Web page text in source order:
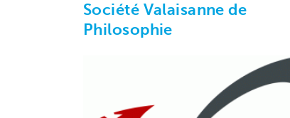
Société Valaisanne de
Philosophie